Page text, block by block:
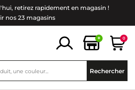
retirez rapidement en magasin !
nos 23 magasins
+ 0
Rechercher